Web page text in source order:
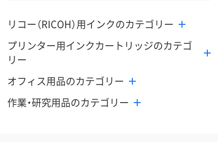
リコー（RICOH）用インクのカテゴリー
プリンター用インクカートリッジのカテゴ
リー
オフィス用品のカテゴリー
作業・研究用品のカテゴリー